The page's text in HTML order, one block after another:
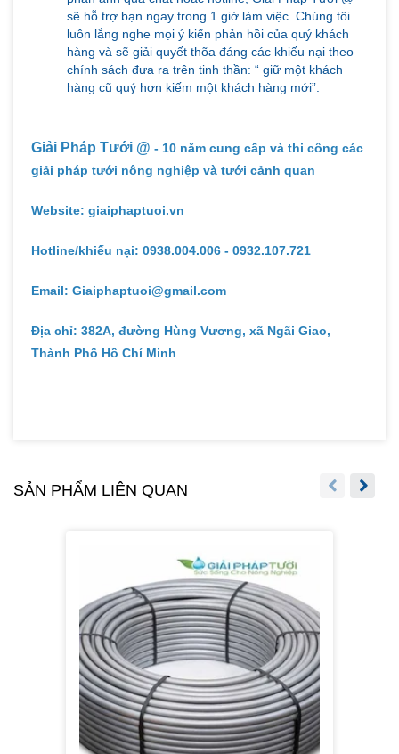
sẽ hỗ trợ bạn ngay trong 1 giờ làm việc. Chúng tôi
luôn lắng nghe mọi ý kiến phản hồi của quý khách
hàng và sẽ giải quyết thõa đáng các khiếu nại theo
chính sách đưa ra trên tinh thần: “ giữ một khách
hàng cũ quý hơn kiếm một khách hàng mới”.
.......
Giải Pháp Tưới @ - 10 năm cung cấp và thi công các
giải pháp tưới nông nghiệp và tưới cảnh quan
Website: giaiphaptuoi.vn
Hotline/khiếu nại: 0938.004.006 - 0932.107.721
Email: Giaiphaptuoi@gmail.com
Địa chỉ: 382A, đường Hùng Vương, xã Ngãi Giao,
Thành Phố Hồ Chí Minh
SẢN PHẨM LIÊN QUAN